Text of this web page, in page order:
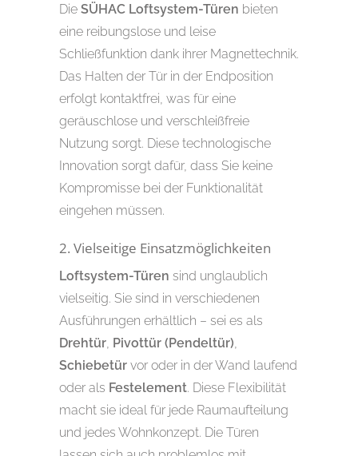
Die SÜHAC Loftsystem-Türen bieten
eine reibungslose und leise
Schließfunktion dank ihrer Magnettechnik.
Das Halten der Tür in der Endposition
erfolgt kontaktfrei, was für eine
geräuschlose und verschleißfreie
Nutzung sorgt. Diese technologische
Innovation sorgt dafür, dass Sie keine
Kompromisse bei der Funktionalität
eingehen müssen.
2. Vielseitige Einsatzmöglichkeiten
Loftsystem-Türen sind unglaublich
vielseitig. Sie sind in verschiedenen
Ausführungen erhältlich – sei es als
Drehtür Pivottür (Pendeltür)
Schiebetür vor oder in der Wand laufend
oder als Festelement. Diese Flexibilität
macht sie ideal für jede Raumaufteilung
und jedes Wohnkonzept. Die Türen